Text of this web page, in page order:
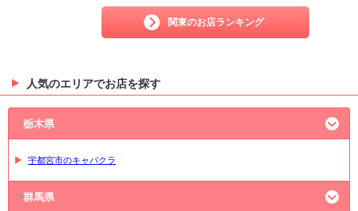
関東のお店ランキング
人気のエリアでお店を探す
栃木県
宇都宮市のキャバクラ
群馬県